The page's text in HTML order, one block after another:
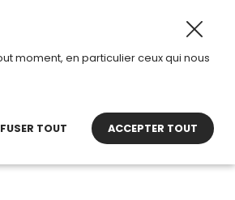
mode été. Horaires
moment, en particulier ceux qui nous
TOUT ACCEPTER TOUT